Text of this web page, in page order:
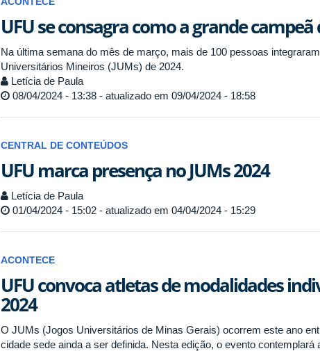
UFU se consagra como a grande campeã
Na última semana do mês de março, mais de 100 pessoas
Universitários Mineiros (JUMs) de 2024.
Letícia de Paula
08/04/2024 - 13:38 - atualizado em 09/04/2024 - 18:58
CENTRAL DE CONTEÚDOS
UFU marca presença no JUMs 2024
Letícia de Paula
01/04/2024 - 15:02 - atualizado em 04/04/2024 - 15:29
ACONTECE
UFU convoca atletas de modalidades
2024
O JUMs (Jogos Universitários de Minas Gerais) ocorrem este ano
cidade sede ainda a ser definida. Nesta edição, o evento